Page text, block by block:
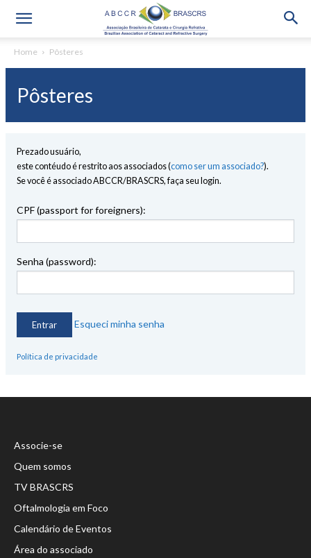
Home Pôsteres
Pôsteres
Prezado usuário,
este contéudo é restrito aos associados (como ser um associado?).
Se você é associado ABCCR/BRASCRS, faça seu login.
CPF (passport for foreigners):
Senha (password):
Esqueci minha senha
Política de privacidade
Associe-se
Quem somos
TV BRASCRS
Oftalmologia em Foco
Calendário de Eventos
Área do associado